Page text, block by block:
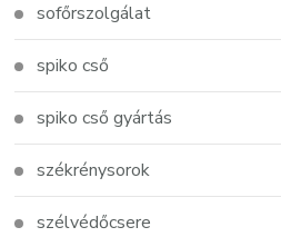
sofőrszolgálat
spiko cső
spiko cső gyártás
székrénysorok
szélvédőcsere